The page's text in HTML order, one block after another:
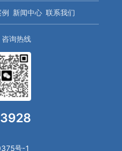
新闻中心 联系我们
咨询热线
号-1